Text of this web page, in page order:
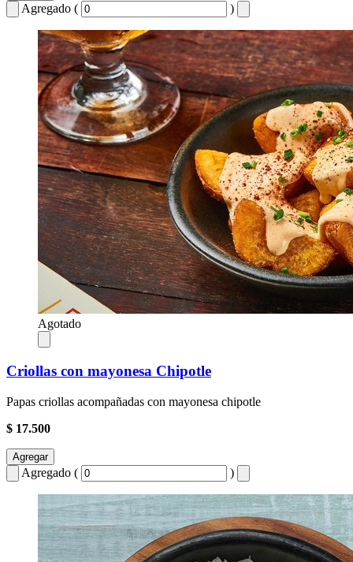
Agregado ( )
Agotado
Criollas con mayonesa Chipotle
Papas criollas acompañadas con mayonesa chipotle
$ 17.500
Agregar
Agregado ( )